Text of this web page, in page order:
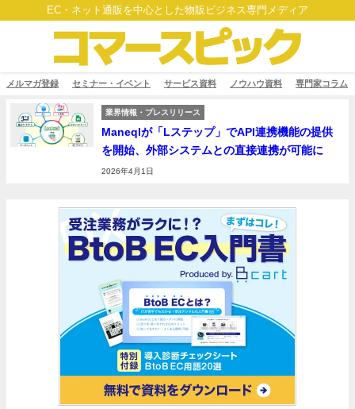
EC・ネット通販を中心とした物販ビジネス専門メディア
メルマガ登録 セミナー・イベント サービス資料 ノウハウ資料 専門家コラム
業界情報・プレスリリース
Maneqlが「Lステップ」でAPI連携機能の提供
を開始、外部システムとの直接連携が可能に
2026年4月1日